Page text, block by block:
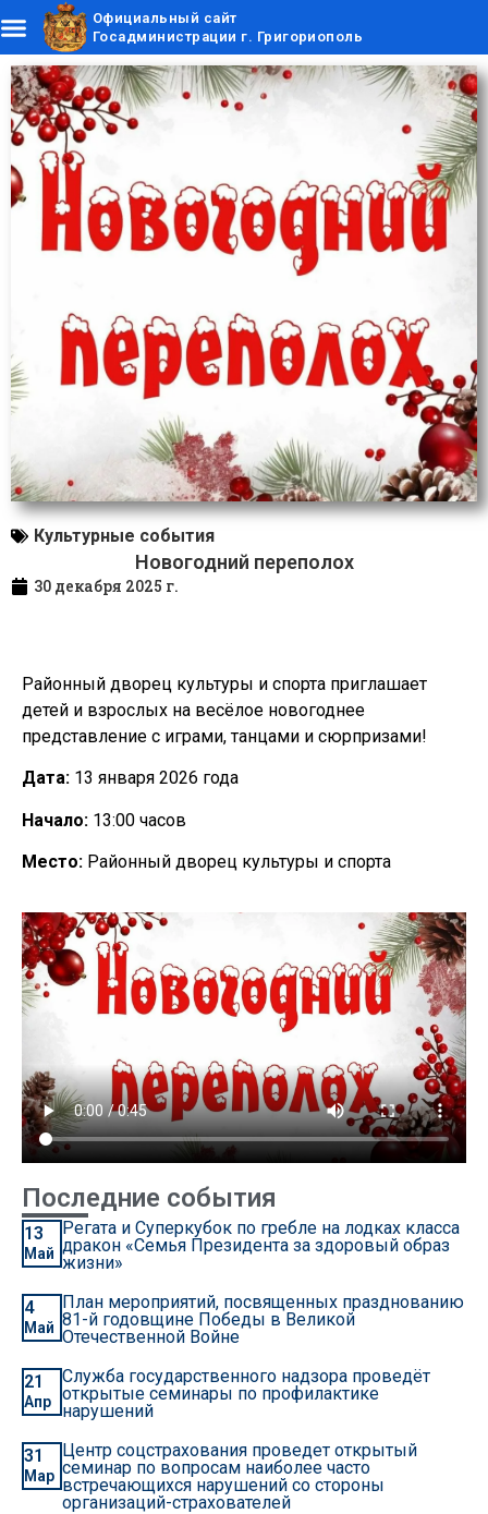
Официальный сайт
Госадминистрации г. Григориополь
Культурные события
Новогодний переполох
30 декабря 2025 г.
Районный дворец культуры и спорта приглашает
детей и взрослых на весёлое новогоднее
представление с играми, танцами и сюрпризами!
Дата: 13 января 2026 года
Начало: 13:00 часов
Место: Районный дворец культуры и спорта
Последние события
13
Май
Регата и Суперкубок по гребле на лодках класса
дракон «Семья Президента за здоровый образ
жизни»
4
Май
План мероприятий, посвященных празднованию
81-й годовщине Победы в Великой
Отечественной Войне
21
Апр
Служба государственного надзора проведёт
открытые семинары по профилактике
нарушений
31
Мар
Центр соцстрахования проведет открытый
семинар по вопросам наиболее часто
встречающихся нарушений со стороны
организаций-страхователей